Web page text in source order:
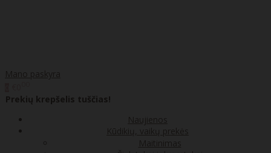
Mano paskyra
Prekių krepšelis tuščias!
Naujienos
Kūdikių, vaikų prekės
Maitinimas